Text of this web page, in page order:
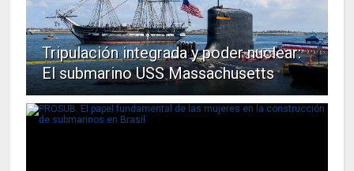
Tripulación integrada y poder nuclear:
El submarino USS Massachusetts